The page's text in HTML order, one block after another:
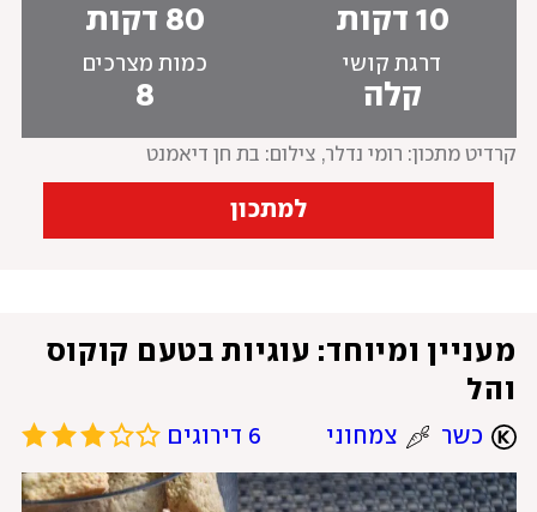
10 דקות 80 דקות
דרגת קושי
קלה
כמות מצרכים
8
קרדיט מתכון: רומי נדלר, צילום: בת חן דיאמנט
למתכון
והל
כשר צמחוני 6 דירוגים